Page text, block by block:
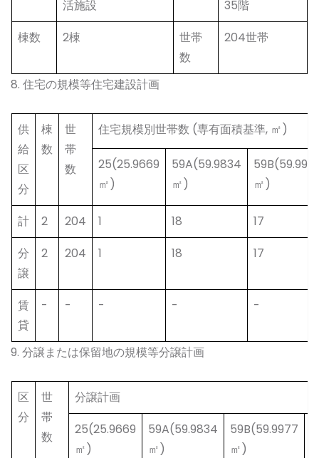
活施設
35階
棟数
2棟
世帯
数
204世帯
8. 住宅の規模等住宅建設計画
供
給
区
分
棟
数
世
帯
数
住宅規模別世帯数 (専有面積基準, ㎡)
25(25.9669
㎡)
59A(59.9834
㎡)
㎡)
計 2 204 1 18
17
分
譲
2 204 1 18 17
賃
貸
- - - - -
9. 分譲または保留地の規模等分譲計画
区
分
世
帯
数
分譲計画
25(25.9669
㎡)
59A(59.9834
㎡)
59B(59.9977
㎡)